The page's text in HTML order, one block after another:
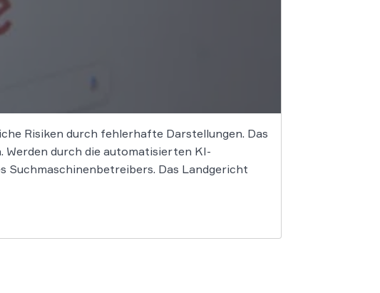
Risiken durch fehlerhafte Darstellungen. Das
Werden durch die automatisierten KI-
Suchmaschinenbetreibers. Das Landgericht